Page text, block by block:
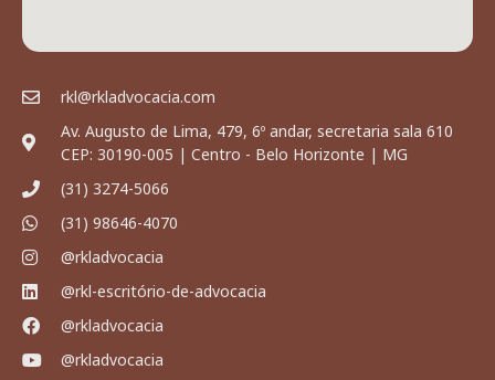
rkl@rkladvocacia.com
Av. Augusto de Lima, 479, 6º andar, secretaria sala 610
CEP: 30190-005 | Centro - Belo Horizonte | MG
(31) 3274-5066
(31) 98646-4070
@rkladvocacia
@rkl-escritório-de-advocacia
@rkladvocacia
@rkladvocacia